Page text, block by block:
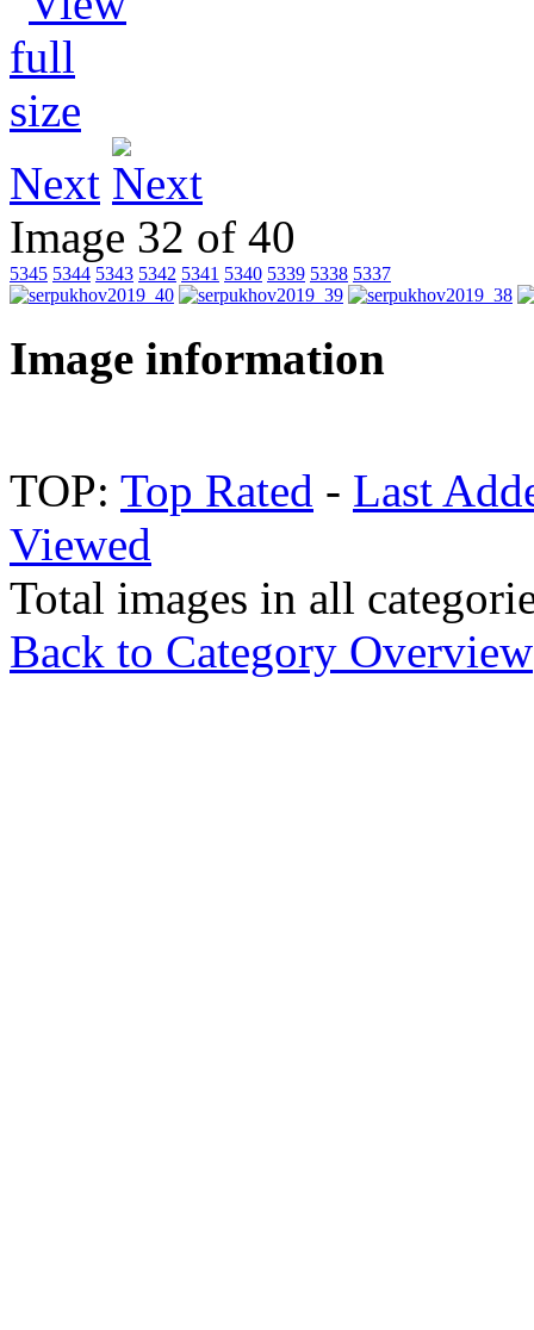
Next
Image 32 of 40
5345 5344 5343 5342 5341 5340 5339 5338 5337
Image information
TOP: Top Rated - Last
Viewed
Total images in all
Back to Category Overview